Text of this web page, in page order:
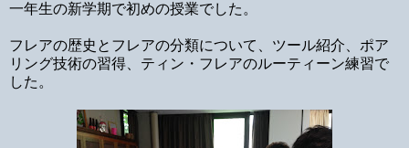
一年生の新学期で初めの授業でした。
フレアの歴史とフレアの分類について、ツール紹介、ポア
リング技術の習得、ティン・フレアのルーティーン練習で
した。